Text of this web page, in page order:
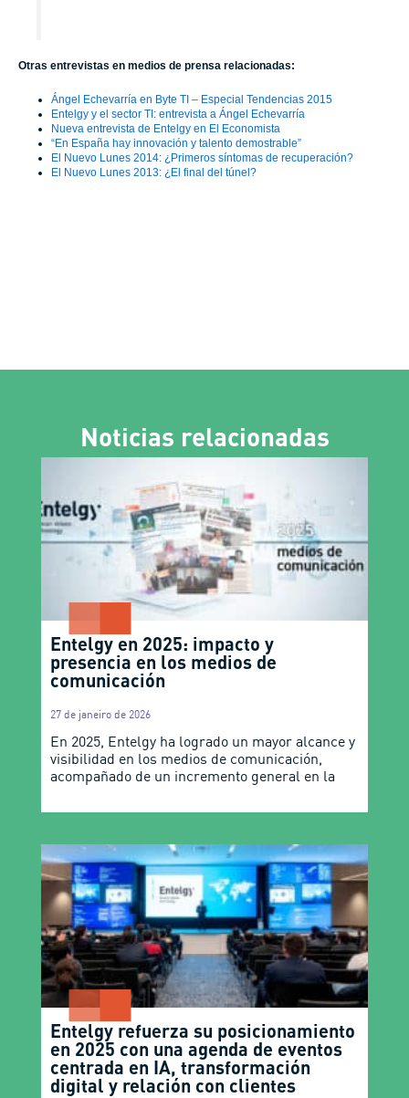
Otras entrevistas en medios de prensa relacionadas:
Ángel Echevarría en Byte TI – Especial Tendencias 2015
Entelgy y el sector TI: entrevista a Ángel Echevarría
Nueva entrevista de Entelgy en El Economista
“En España hay innovación y talento demostrable”
El Nuevo Lunes 2014: ¿Primeros síntomas de recuperación?
El Nuevo Lunes 2013: ¿El final del túnel?
Noticias relacionadas
Entelgy en 2025: impacto y
presencia en los medios de
comunicación
27 de janeiro de 2026
En 2025, Entelgy ha logrado un mayor alcance y
visibilidad en los medios de comunicación,
acompañado de un incremento general en la
Entelgy refuerza su posicionamiento
en 2025 con una agenda de eventos
centrada en IA, transformación
digital y relación con clientes